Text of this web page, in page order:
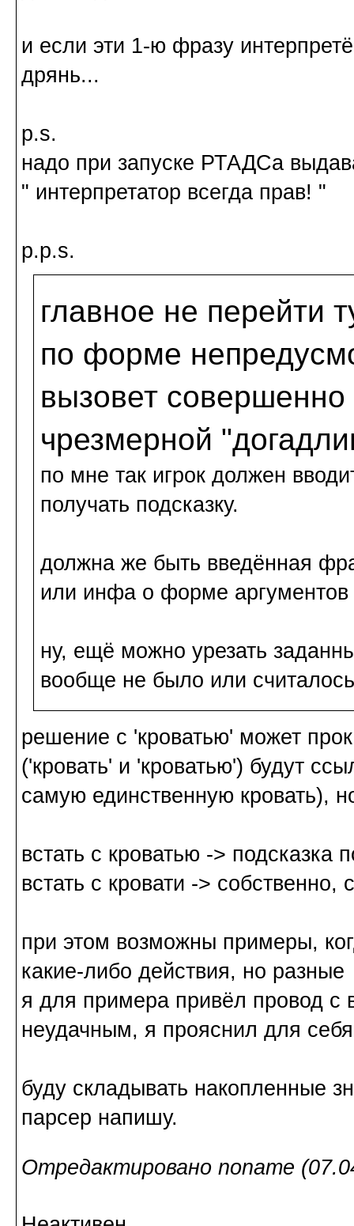
и если эти 1-ю фразу
дрянь...
p.s.
надо при запуске РТАДСа
" интерпретатор всегда прав! "
p.p.s.
главное не перейти
по форме
вызовет совершенно
чрезмерной
по мне так игрок должен
получать подсказку.
должна же быть введённая
или инфа о форме аргументов
ну, ещё можно урезать
вообще не было или
решение с 'кроватью' может
('кровать' и 'кроватью') будут
самую единственную кровать),
встать с кроватью -> подсказка
встать с кровати -> собственно,
при этом возможны примеры,
какие-либо действия, но разные
я для примера привёл провод с
неудачным, я прояснил для
буду складывать накопленные
парсер напишу.
Отредактировано noname